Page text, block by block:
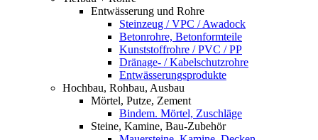
Entwässerung und Rohre
Steinzeug / VPC / Awadock
Betonrohre, Betonformteile
Kunststoffrohre / PVC / PP
Dränage- / Kabelschutzrohre
Entwässerungsprodukte
Hochbau, Rohbau, Ausbau
Mörtel, Putze, Zement
Bindem. Mörtel, Zuschläge
Steine, Kamine, Bau-Zubehör